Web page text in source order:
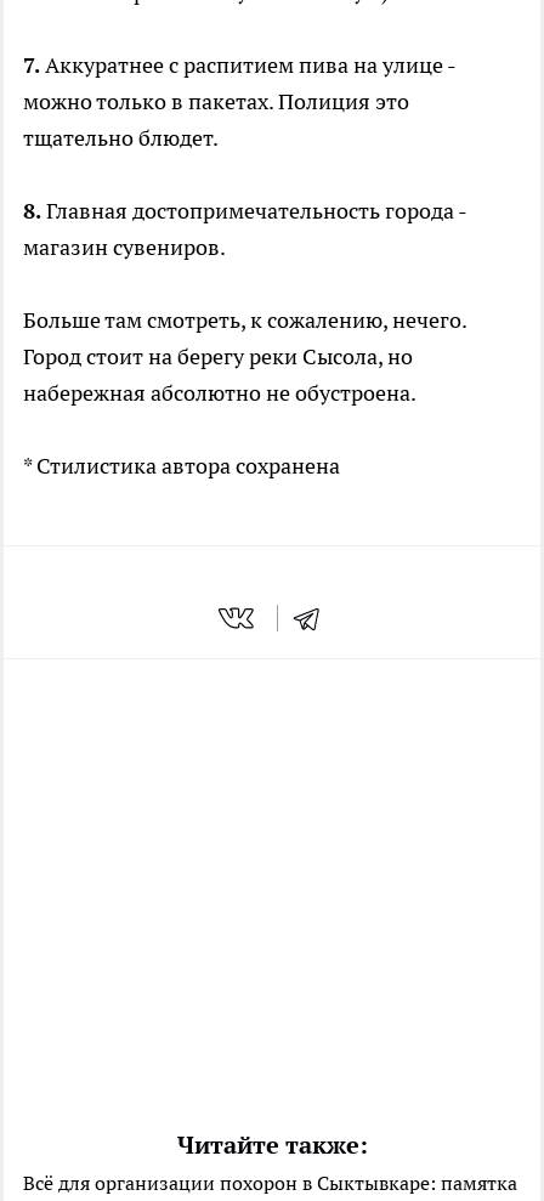
7.Аккуратнее с распитием пива на улице -
можно только в пакетах. Полиция это
тщательно блюдет.
8.Главная достопримечательность города -
магазин сувениров.
Больше там смотреть, к сожалению, нечего.
Город стоит на берегу реки Сысола, но
набережная абсолютно не обустроена.
* Стилистика автора сохранена
Читайте также:
Всё для организации похорон в Сыктывкаре: памятка